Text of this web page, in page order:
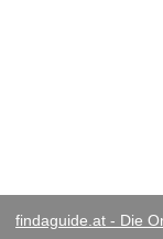
findaguide.at - Die